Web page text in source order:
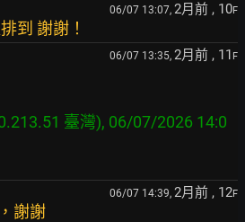
06/07 13:07, 2月前 , 10F
到 謝謝！
06/07 13:35, 2月前 , 11 F
臺灣), 06/07/2026 14:0
06/07 14:39, 2月前 , 12F
謝謝